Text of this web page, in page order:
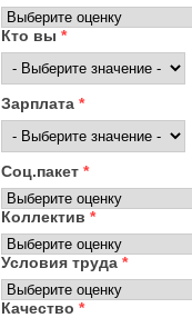
Кто вы *
Зарплата *
Соц.пакет *
Коллектив *
Условия труда *
Качество *